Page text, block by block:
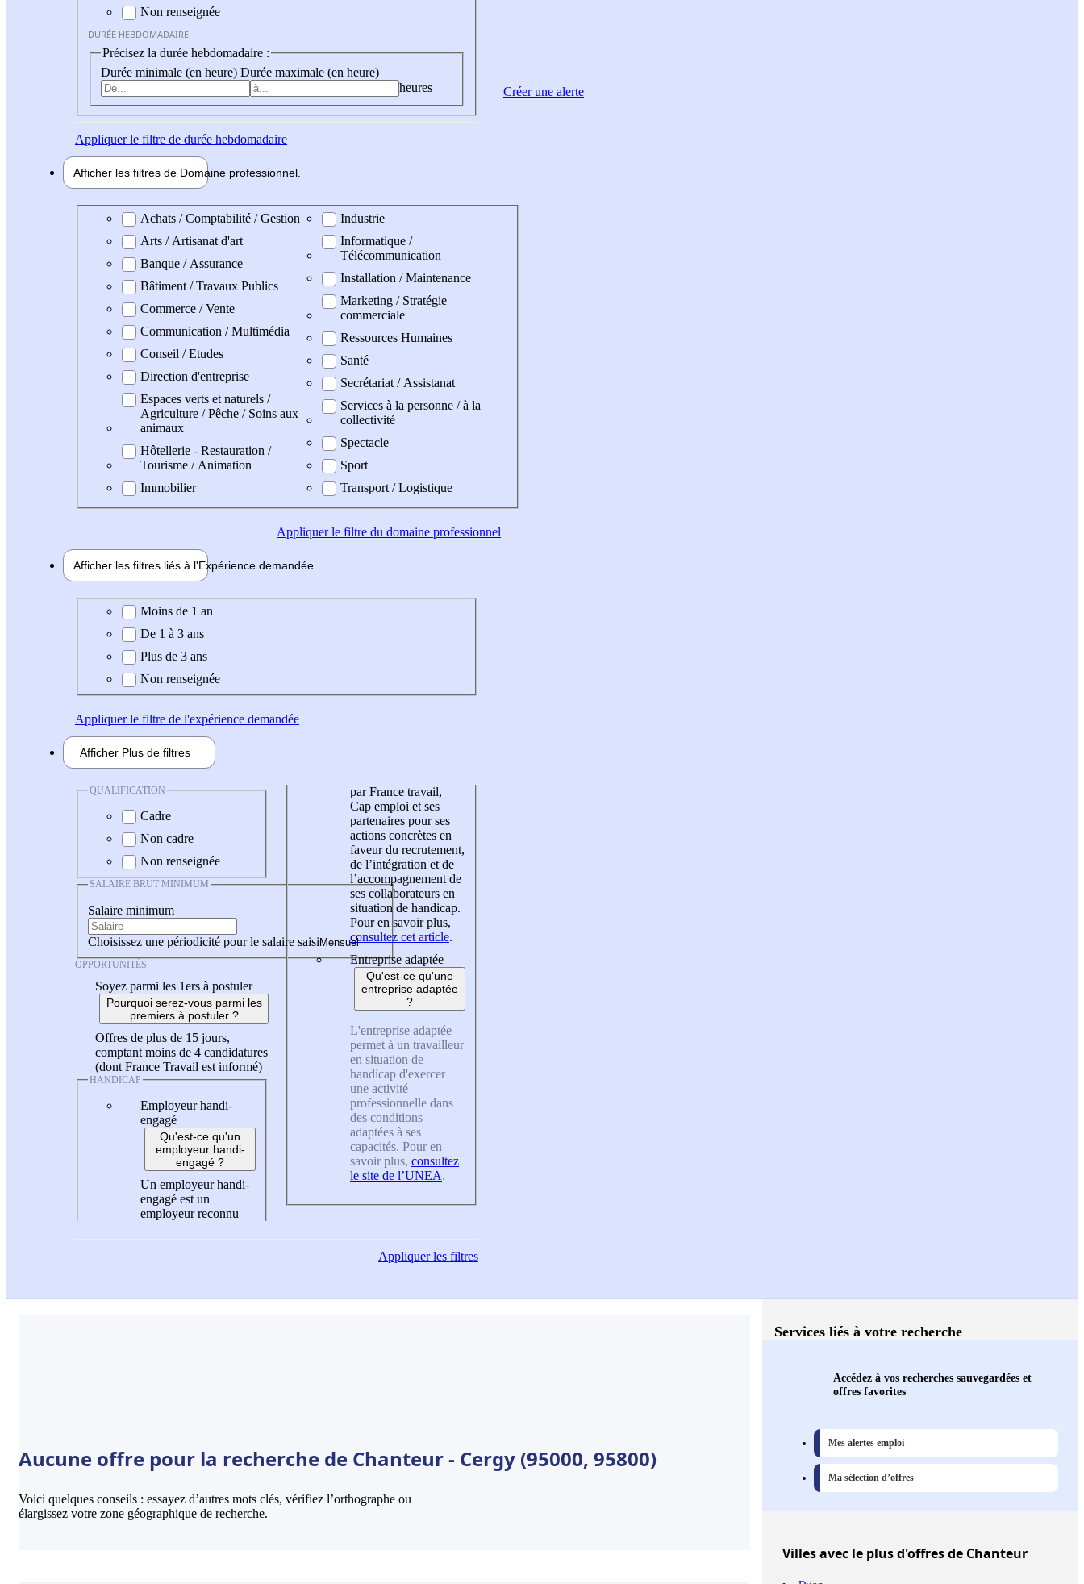
Non renseignée
DURÉE HEBDOMADAIRE
Précisez la durée hebdomadaire :
Durée minimale (en heure) Durée maximale (en heure)
heures
Appliquerle filtre de durée hebdomadaire
Afficher les filtres de Domaine professionnel
Domaine professionel
Achats / Comptabilité / Gestion
Arts / Artisanat d'art
Banque / Assurance
Bâtiment / Travaux Publics
Commerce / Vente
Communication / Multimédia
Conseil / Etudes
Direction d'entreprise
Espaces verts et naturels /
Agriculture / Pêche / Soins aux
animaux
Hôtellerie - Restauration /
Tourisme / Animation
Immobilier
Industrie
Informatique /
Télécommunication
Installation / Maintenance
Marketing / Stratégie
commerciale
Ressources Humaines
Santé
Secrétariat / Assistanat
Services à la personne / à la
collectivité
Spectacle
Sport
Transport / Logistique
Appliquerle filtre du domaine professionnel
Afficher les filtres liés à l'Expérience demandée
Expérience demandée
Moins de 1 an
De 1 à 3 ans
Plus de 3 ans
Non renseignée
Appliquerle filtre de l'expérience demandée
Afficher Plus de filtres
QUALIFICATION
Cadre
Non cadre
Non renseignée
SALAIRE BRUT MINIMUM
Salaire minimum
Choisissez une périodicité pour le salaire saisi
OPPORTUNITÉS
Soyez parmi les 1ers à postuler
Pourquoi serez-vous parmi les
premiers à postuler ?
Offres de plus de 15 jours,
comptant moins de 4 candidatures
(dont France Travail est informé)
HANDICAP
Employeur handi-
engagé
Qu'est-ce qu'un
employeur handi-
engagé ?
Un employeur handi-
engagé est un
employeur reconnu
par France travail,
Cap emploi et ses
partenaires pour ses
actions concrètes en
faveur du recrutement,
de l’intégration et de
l’accompagnement de
ses collaborateurs en
situation de handicap.
Pour en savoir plus,
consultez cet article.
Entreprise adaptée
Qu'est-ce qu'une
entreprise adaptée
?
L'entreprise adaptée
permet à un travailleur
en situation de
handicap d'exercer
une activité
professionnelle dans
des conditions
adaptées à ses
capacités. Pour en
savoir plus, consultez
le site de l’UNEA.
Appliquerles filtres
Créer une alerte
Aucune offre pour la recherche de Chanteur - Cergy (95000, 95800)
Voici quelques conseils : essayez d’autres mots clés, vérifiez l’orthographe ou
élargissez votre zone géographique de recherche.
Services liés à votre recherche
Accédez à vos recherches sauvegardées et
offres favorites
Mes alertes emploi
Ma sélection d’offres
Villesavec le plus d'offres de Chanteur